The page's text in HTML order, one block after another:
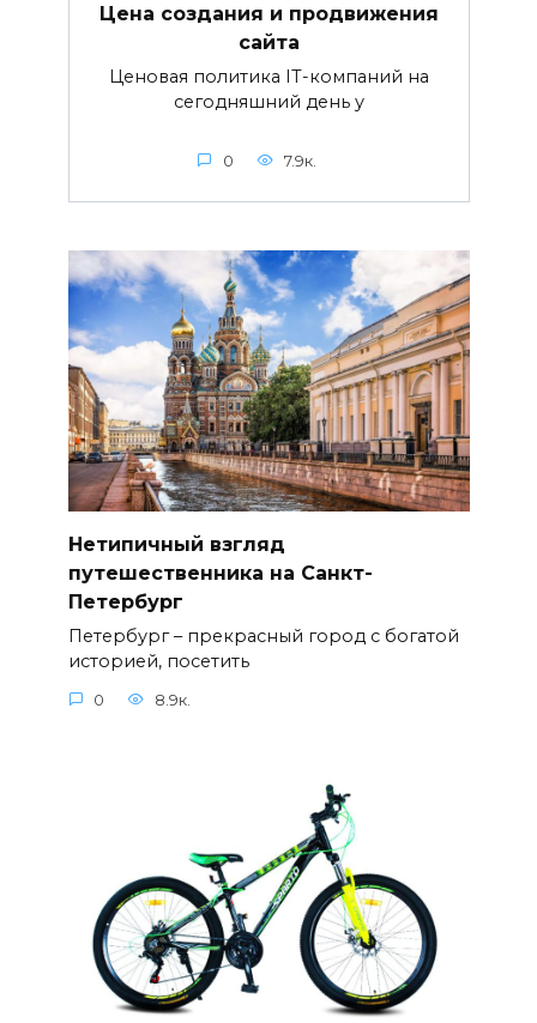
Цена создания и продвижения
сайта
Ценовая политика IT-компаний на
сегодняшний день у
0 7.9к.
Нетипичный взгляд
путешественника на Санкт-
Петербург
Петербург – прекрасный город с богатой
историей, посетить
0 8.9к.